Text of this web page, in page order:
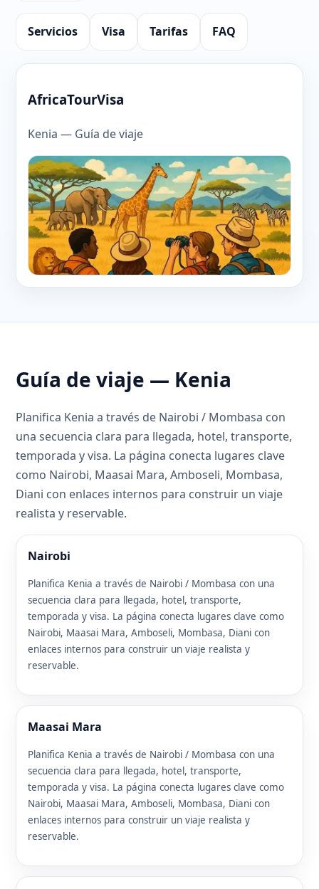
Servicios Visa Tarifas FAQ
AfricaTourVisa
Kenia — Guía de viaje
Guía de viaje — Kenia
Planifica Kenia a través de Nairobi / Mombasa con
una secuencia clara para llegada, hotel, transporte,
temporada y visa. La página conecta lugares clave
como Nairobi, Maasai Mara, Amboseli, Mombasa,
Diani con enlaces internos para construir un viaje
realista y reservable.
Nairobi
Planifica Kenia a través de Nairobi / Mombasa con una
secuencia clara para llegada, hotel, transporte,
temporada y visa. La página conecta lugares clave como
Nairobi, Maasai Mara, Amboseli, Mombasa, Diani con
enlaces internos para construir un viaje realista y
reservable.
Maasai Mara
Planifica Kenia a través de Nairobi / Mombasa con una
secuencia clara para llegada, hotel, transporte,
temporada y visa. La página conecta lugares clave como
Nairobi, Maasai Mara, Amboseli, Mombasa, Diani con
enlaces internos para construir un viaje realista y
reservable.